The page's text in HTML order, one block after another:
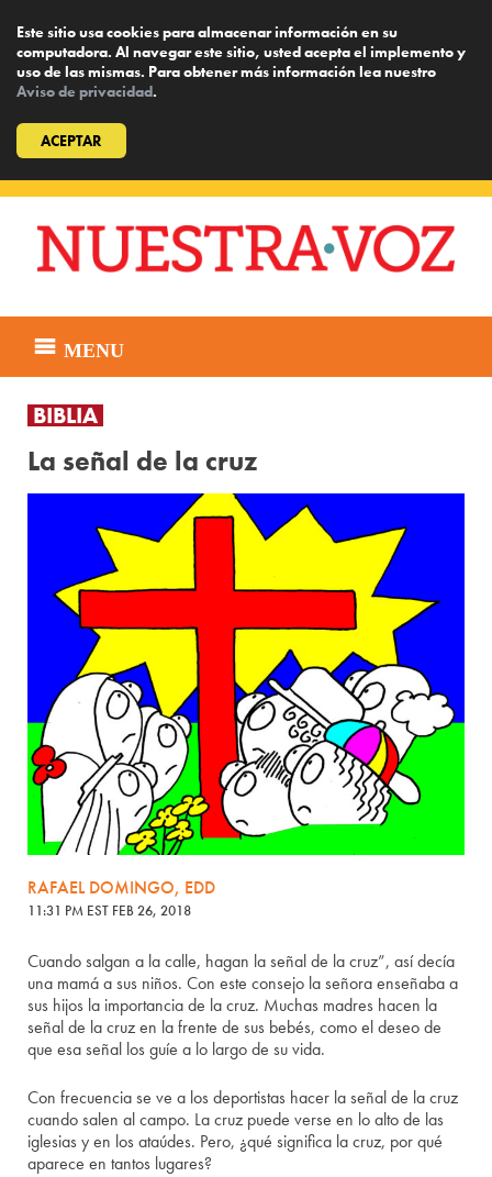
Este sitio usa cookies para almacenar información en su
computadora. Al navegar este sitio, usted acepta el implemento y
uso de las mismas. Para obtener más información lea nuestro
Aviso de privacidad.
ACEPTAR
content
MENU
BIBLIA
La señal de la cruz
RAFAEL DOMINGO, EDD
11:31 PM EST FEB 26, 2018
Cuando salgan a la calle, hagan la señal de la cruz”, así decía
una mamá a sus niños. Con este consejo la señora enseñaba a
sus hijos la importancia de la cruz. Muchas madres hacen la
señal de la cruz en la frente de sus bebés, como el deseo de
que esa señal los guíe a lo largo de su vida.
Con frecuencia se ve a los deportistas hacer la señal de la cruz
cuando salen al campo. La cruz puede verse en lo alto de las
iglesias y en los ataúdes. Pero, ¿qué significa la cruz, por qué
aparece en tantos lugares?